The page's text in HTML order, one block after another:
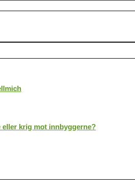
eller krig mot innbyggerne?